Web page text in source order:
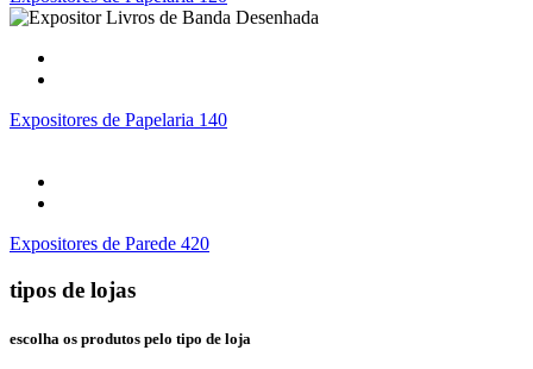
Expositores de Papelaria 140
Expositores de Parede 420
tipos de lojas
escolha os produtos pelo tipo de loja